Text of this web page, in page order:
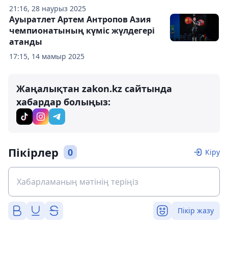
21:16, 28 наурыз 2025
17:15, 14 мамыр 2025
Ауыратлет Артем Антропов Азия
чемпионатының күміс жүлдегері
атанды
Жаңалықтан zakon.kz сайтында
хабардар болыңыз:
Пікірлер 0 Кіру
Пікір жазу